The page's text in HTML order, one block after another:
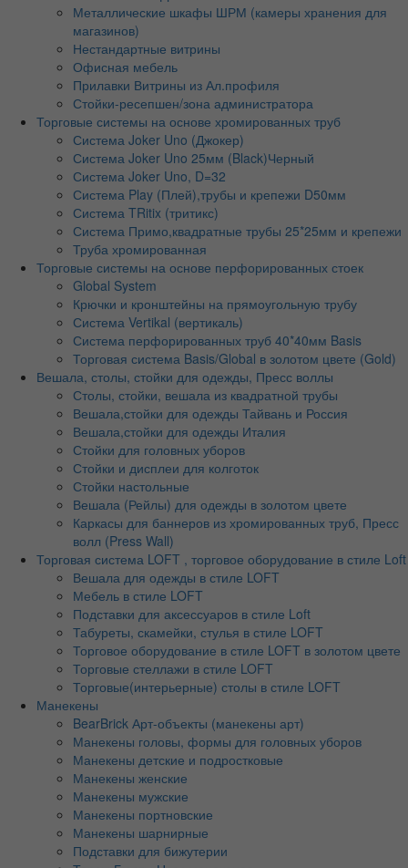
Металлические шкафы ШРМ (камеры хранения для
магазинов)
Нестандартные витрины
Офисная мебель
Прилавки Витрины из Ал.профиля
Стойки-ресепшен/зона администратора
Торговые системы на основе хромированных труб
Система Joker Uno (Джокер)
Система Joker Uno 25мм (Black)Черный
Система Joker Uno, D=32
Система Play (Плей),трубы и крепежи D50мм
Система TRitix (тритикс)
Система Примо,квадратные трубы 25*25мм и крепежи
Труба хромированная
Торговые системы на основе перфорированных стоек
Global System
Крючки и кронштейны на прямоугольную трубу
Система Vertikal (вертикаль)
Система перфорированных труб 40*40мм Basis
Торговая система Basis/Global в золотом цвете (Gold)
Вешала, столы, стойки для одежды, Пресс воллы
Столы, стойки, вешала из квадратной трубы
Вешала,стойки для одежды Тайвань и Россия
Вешала,стойки для одежды Италия
Стойки для головных уборов
Стойки и дисплеи для колготок
Стойки настольные
Вешала (Рейлы) для одежды в золотом цвете
Каркасы для баннеров из хромированных труб, Пресс
волл (Press Wall)
Торговая система LOFT , торговое оборудование в стиле Loft
Вешала для одежды в стиле LOFT
Мебель в стиле LOFT
Подставки для аксессуаров в стиле Loft
Табуреты, скамейки, стулья в стиле LOFT
Торговое оборудование в стиле LOFT в золотом цвете
Торговые стеллажи в стиле LOFT
Торговые(интерьерные) столы в стиле LOFT
Манекены
BearBrick Арт-объекты (манекены арт)
Манекены головы, формы для головных уборов
Манекены детские и подростковые
Манекены женские
Манекены мужские
Манекены портновские
Манекены шарнирные
Подставки для бижутерии